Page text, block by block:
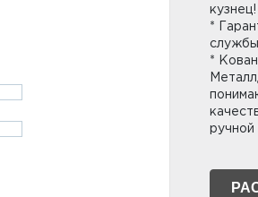
кузнец!
*
службы
*
ручной